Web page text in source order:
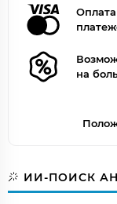
на
ИИ-ПОИСК